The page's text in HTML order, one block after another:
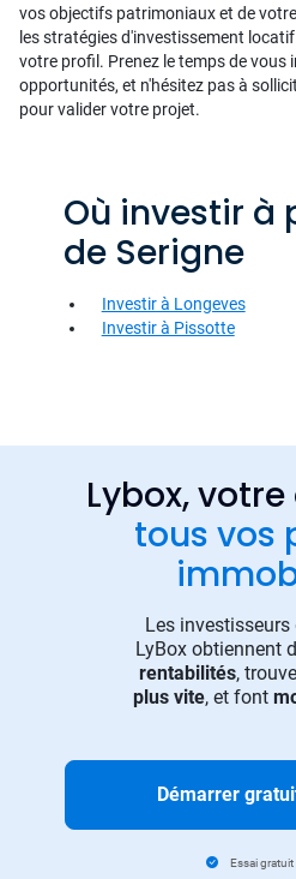
vos objectifs patrimoniaux et de
les stratégies d'investissement
votre profil. Prenez le temps de vous
opportunités, et n'hésitez pas à
pour valider votre projet.
Où investir à
de Serigne
Investir à Longeves
Investir à Pissotte
Lybox,
tous vos
Les
LyBox obtiennent
rentabilités,
plus vite, et font
Démarrer
Essai gratuit